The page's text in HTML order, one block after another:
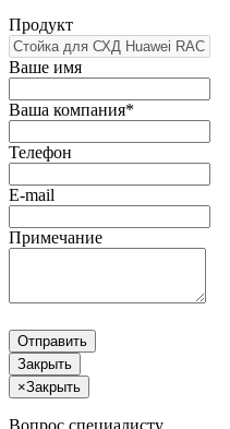
Продукт
Ваше имя
Ваша компания*
Телефон
E-mail
Примечание
Отправить
Закрыть
×Закрыть
Вопрос специалисту